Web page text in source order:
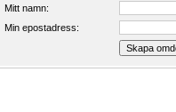
Mitt namn:
Min epostadress: